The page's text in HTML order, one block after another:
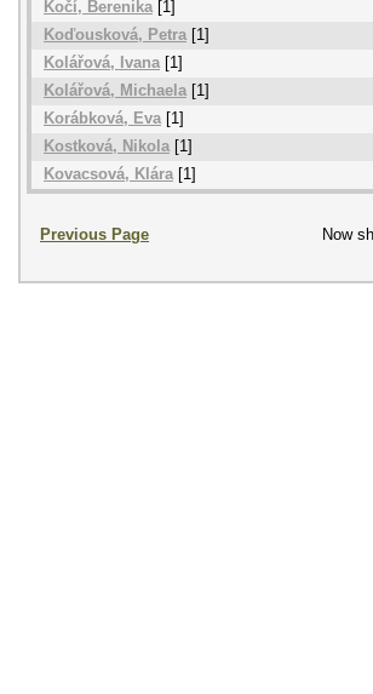
Kočí, Berenika[1]
Koďousková, Petra [1]
Kolářová, Ivana[1]
Kolářová, Michaela [1]
Korábková, Eva[1]
Kostková, Nikola [1]
Kovacsová, Klára[1]
Previous Page Now